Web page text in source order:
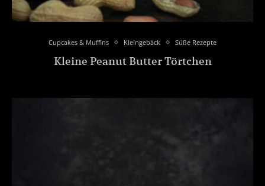
Cupcakes & Muffins Kleingebäck Süße Rezepte
Kleine Peanut Butter Törtchen